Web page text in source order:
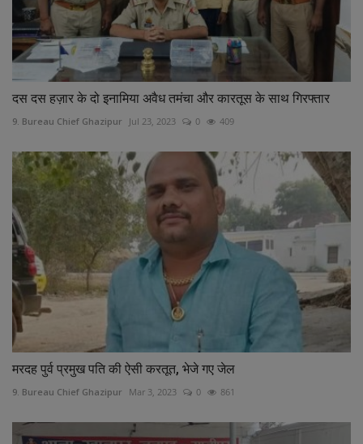
दस दस हज़ार के दो इनामिया अवैध तमंचा और कारतूस के साथ गिरफ्तार
9. Bureau Chief Ghazipur Jul 23, 2023 0 409
मरदह पुर्व प्रमुख पति की ऐसी करतूत, भेजे गए जेल
9. Bureau Chief Ghazipur Mar 3, 2023 0 861